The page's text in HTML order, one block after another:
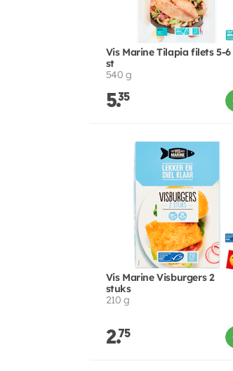
Vis Marine Tilapia filets 5-6
st
540 g
5.35
Vis Marine Visburgers 2
stuks
210 g
2.75